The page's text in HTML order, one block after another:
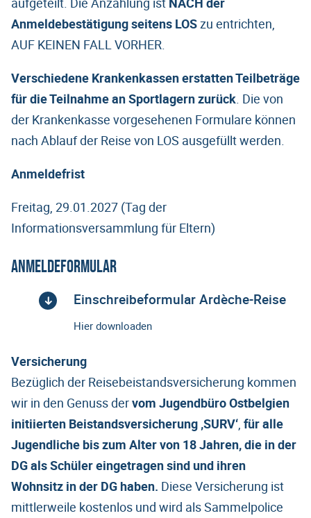
Anmeldebestätigung seitens LOSzu entrichten,
AUF KEINEN FALL VORHER.
Verschiedene Krankenkassen erstatten Teilbeträge
für die Teilnahme an Sportlagern zurück. Die von
der Krankenkasse vorgesehenen Formulare können
nach Ablauf der Reise von LOS ausgefüllt werden.
Anmeldefrist
Freitag, 29.01.2027 (Tag der
Informationsversammlung für Eltern)
Anmeldeformular
Einschreibeformular Ardèche-Reise
Hier downloaden
Versicherung
Bezüglich der Reisebeistandsversicherung kommen
wir in den Genuss dervom Jugendbüro Ostbelgien
initiierten Beistandsversicherung ‚SURV‘, für alle
Jugendliche bis zum Alter von 18 Jahren, die in der
DG als Schüler eingetragen sind und ihren
Wohnsitz in der DG haben. Diese Versicherung ist
mittlerweile kostenlos und wird als Sammelpolice